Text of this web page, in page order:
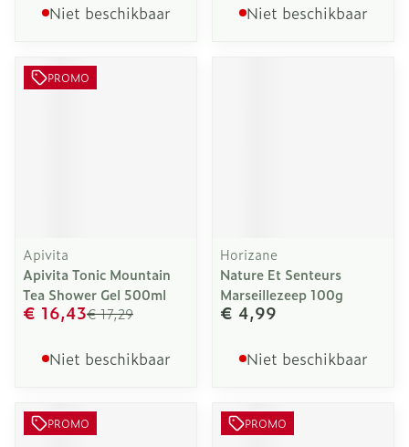
Niet beschikbaar Niet beschikbaar
PROMO
Apivita
Apivita Tonic Mountain
Tea Shower Gel 500ml
€ 17,29
€ 16,43
Niet beschikbaar
Horizane
Nature Et Senteurs
Marseillezeep 100g
€ 4,99
Niet beschikbaar
PROMO PROMO